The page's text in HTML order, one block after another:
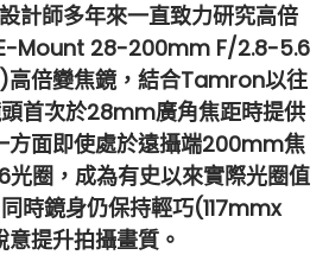
師多年來一直致力研究高倍
Mount 28-200mm F/2.8-5.6
)高倍變焦鏡，結合Tamron以往
首次於28mm廣角焦距時提供
方面即使處於遠攝端200mm焦
圈，成為有史以來實際光圈值
時鏡身仍保持輕巧(117mmx
提升拍攝畫質。